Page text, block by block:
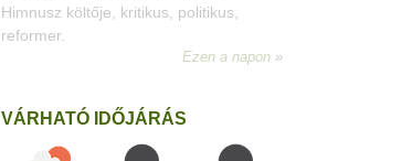
memoáríró, műfordító, a XVIII. századi
magyar prózairodalom legnagyobb
VÁRHATÓ IDŐJÁRÁS